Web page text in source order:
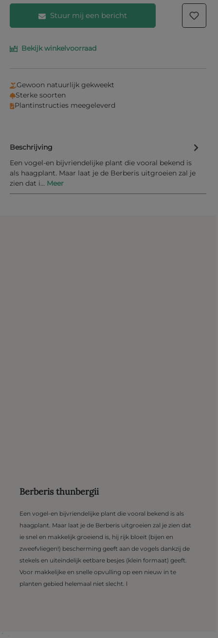
Stuur mij een bericht
Vul je e-mailadres in het onderstaande veld in en
voorraad is.
Informeer mij bij nieuwe voorraad
Bekijk winkelvoorraad
Gewoon natuurlijk gekweekt
Sterke soorten
Plantinstructies meegeleverd
Beschrijving
Een vogel-en bijvriendelijke plant die vooral bekend is
als haagplant. Maar laat je de Berberis uitgroeien zal je
zien dat i… Meer
Berberis thunbergii
Een vogel-en bijvriendelijke plant die vooral bekend is als
haagplant. Maar laat je de Berberis uitgroeien zal je zien dat
ie snel en makkelijk groeiend is, hij rijk bloeit (bijen en
zweefvliegen!) bescherming geeft aan de vogels dankzij de
stekels en uiteindelijk eetbare besjes (klein formaat) geeft.
Voor makkelijke en snelle opvulling op een nieuw in te
planten gebied helemaal niet slecht. l